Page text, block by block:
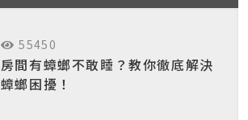
55450
房間有蟑螂不敢睡？教你徹底解決
蟑螂困擾！